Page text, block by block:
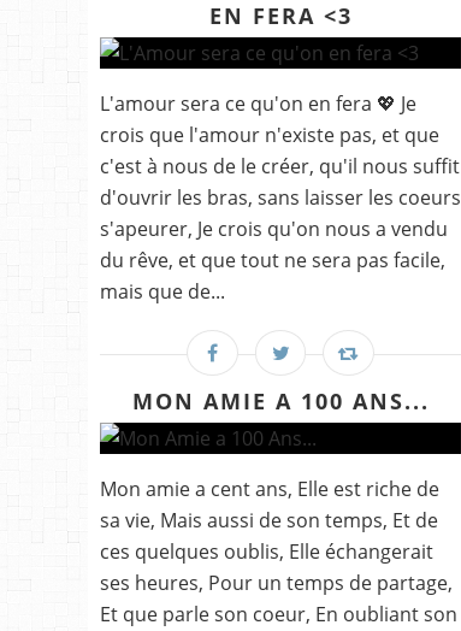
EN FERA <3
L'amour sera ce qu'on en fera 💖 Je
crois que l'amour n'existe pas, et que
c'est à nous de le créer, qu'il nous suffit
d'ouvrir les bras, sans laisser les coeurs
s'apeurer, Je crois qu'on nous a vendu
du rêve, et que tout ne sera pas facile,
mais que de...
MON AMIE A 100 ANS...
Mon amie a cent ans, Elle est riche de
sa vie, Mais aussi de son temps, Et de
ces quelques oublis, Elle échangerait
ses heures, Pour un temps de partage,
Et que parle son coeur, En oubliant son